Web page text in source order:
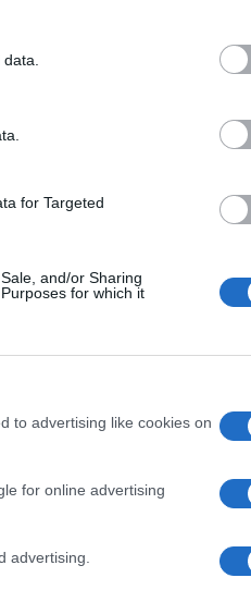
for Targeted
and/or Sharing
for which it
to advertising like cookies on
for online advertising
advertising.
με το
οδηγεί σε
να βασίζονται
σε
την
ειδική
για τις
ικανότητας
πιέσεις στις
στις ανάγκες,
το